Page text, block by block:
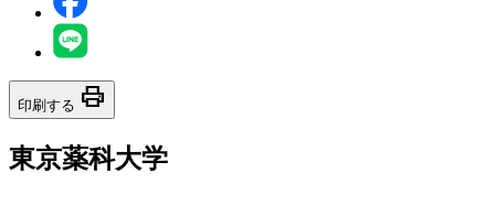
印刷する print
東京薬科大学